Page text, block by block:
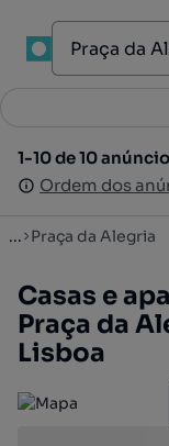
1-10 de 10
Ordem dos
1-10 de 10
Ordem dos
... Praça da Alegria
Casas e
Praça da
Lisboa